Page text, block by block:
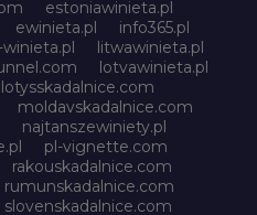
estoniawinieta.pl
ewinieta.pl
info365.pl
litwawinieta.pl
lotvawinieta.pl
lotysskadalnice.com
moldavskadalnice.com
najtanszewiniety.pl
pl-vignette.com
rakouskadalnice.com
rumunskadalnice.com
slovenskadalnice.com